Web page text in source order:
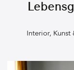
Interior, Kunst